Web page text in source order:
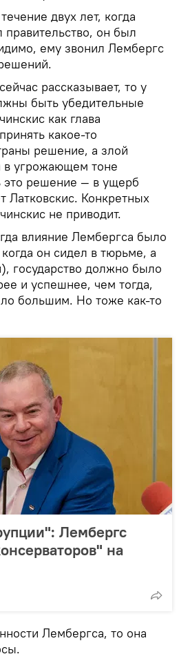
двух лет, когда
правительство, он был
ему звонил Лембергс
рассказывает, то у
быть убедительные
как глава
какое-то
решение, а злой
в угрожающем тоне
это решение — в ущерб
Латковскис. Конкретных
не приводит.
влияние Лембергса было
он сидел в тюрьме, а
государство должно было
и успешнее, чем тогда,
большим. Но тоже как-то
Лембергс
на
Лембергса, то она